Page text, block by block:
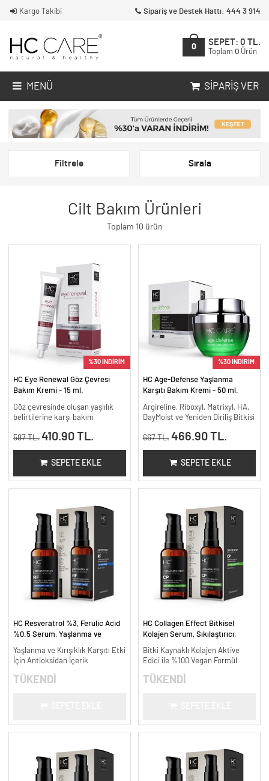
Kargo Takibi Sipariş ve Destek Hattı: 444 3 914
0
SEPET: 0 TL.
Toplam 0 Ürün
MENÜ SIPARIŞ VER
Filtrele Sırala
Cilt Bakım Ürünleri
Toplam 10 ürün
%30 İNDİRİM
HC Eye Renewal Göz Çevresi
Bakım Kremi - 15 ml.
Göz çevresinde oluşan yaşlılık
belirtilerine karşı bakım
587 TL. 410.90 TL.
SEPETE EKLE
%30 İNDİRİM
HC Age-Defense Yaşlanma
Karşıtı Bakım Kremi - 50 ml.
Argireline, Riboxyl, Matrixyl, HA,
DayMoist ve Yeniden Diriliş Bitkisi
667 TL. 466.90 TL.
SEPETE EKLE
HC Resveratrol %3, Ferulic Acid
%0.5 Serum, Yaşlanma ve
Yaşlanma ve Kırışıklık Karşıtı Etki
İçin Antioksidan İçerik
TÜKENDİ
HC Collagen Effect Bitkisel
Kolajen Serum, Sıkılaştırıcı,
Bitki Kaynaklı Kolajen Aktive
Edici ile %100 Vegan Formül
TÜKENDİ